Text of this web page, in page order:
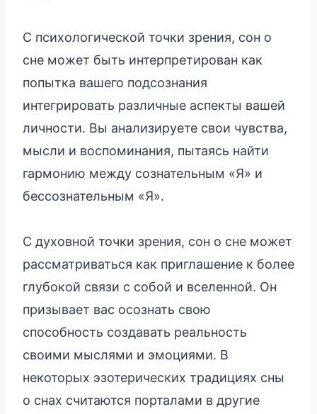
С психологической точки зрения, сон о
сне может быть интерпретирован как
попытка вашего подсознания
интегрировать различные аспекты вашей
личности. Вы анализируете свои чувства,
мысли и воспоминания, пытаясь найти
гармонию между сознательным «Я» и
бессознательным «Я».
С духовной точки зрения, сон о сне может
рассматриваться как приглашение к более
глубокой связи с собой и вселенной. Он
призывает вас осознать свою
способность создавать реальность
своими мыслями и эмоциями. В
некоторых эзотерических традициях сны
о снах считаются порталами в другие